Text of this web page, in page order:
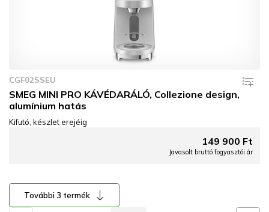
CGF02SSEU
SMEG MINI PRO KÁVÉDARÁLÓ, Collezione design,
alumínium hatás
Kifutó, készlet erejéig
149 900 Ft
Javasolt bruttó fogyasztói ár
További 3 termék